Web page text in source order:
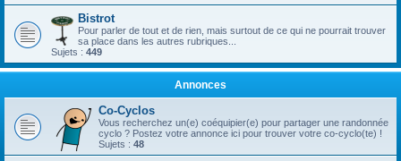
Bistrot
Pour parler de tout et de rien, mais surtout de ce qui ne pourrait trouver
sa place dans les autres rubriques...
Sujets : 449
Annonces
Co-Cyclos
Vous recherchez un(e) coéquipier(e) pour partager une randonnée
cyclo ? Postez votre annonce ici pour trouver votre co-cyclo(te) !
Sujets : 48